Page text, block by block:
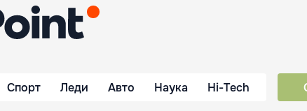
Спорт Леди Авто Наука Hi-Tech